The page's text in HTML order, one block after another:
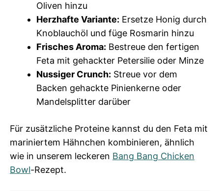
Oliven hinzu
Herzhafte Variante: Ersetze Honig durch
Knoblauchöl und füge Rosmarin hinzu
Frisches Aroma: Bestreue den fertigen
Feta mit gehackter Petersilie oder Minze
Nussiger Crunch: Streue vor dem
Backen gehackte Pinienkerne oder
Mandelsplitter darüber
Für zusätzliche Proteine kannst du den Feta mit
mariniertem Hähnchen kombinieren, ähnlich
wie in unserem leckeren Bang Bang Chicken
Bowl-Rezept.